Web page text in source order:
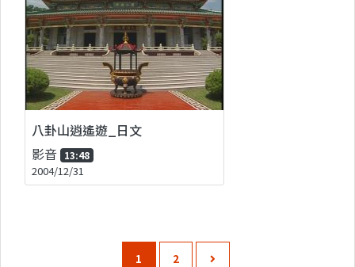
八卦山逍遙遊_日文
影音 13:48
2004/12/31
1 2